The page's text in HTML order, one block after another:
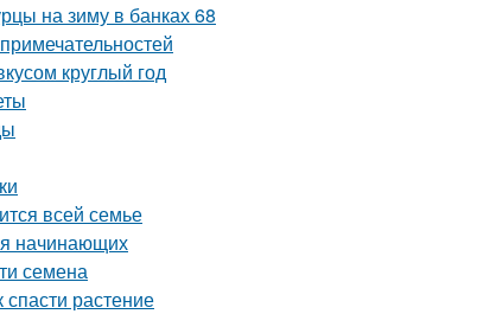
на зиму в банках 68
круглый год
всей семье
начинающих
семена
растение